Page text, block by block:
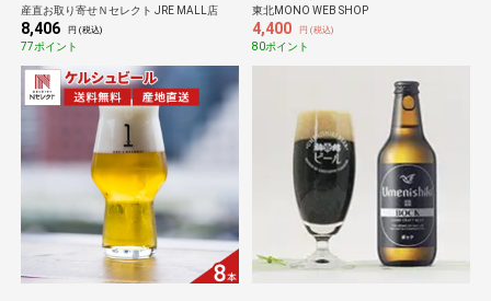
産直お取り寄せＮセレクト JRE MALL店
8,406 円 (税込)
77ポイント
東北MONO WEB SHOP
4,400 円 (税込)
80ポイント